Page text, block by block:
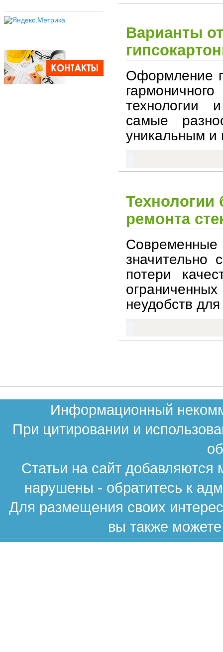
Варианты
Оформление
технологии
самые
уникальным
Технологии
ремонта
значительно
потери
неудобств
Информационный
При цитировании и
Статьи на сайт
нарушены - обратитесь к
Для размещения своих
вы также